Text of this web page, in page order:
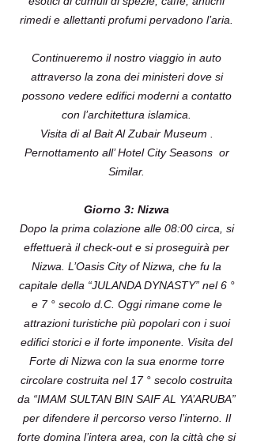
rimedi e allettanti profumi pervadono l’aria.
Continueremo il nostro viaggio in auto
attraverso la zona dei ministeri dove si
possono vedere edifici moderni a contatto
con l’architettura islamica.
Visita di al Bait Al Zubair Museum .
Pernottamento all’ Hotel City Seasons or
Similar.
Giorno 3: Nizwa
Dopo la prima colazione alle 08:00 circa, si
effettuerà il check-out e si proseguirà per
Nizwa. L’Oasis City of Nizwa, che fu la
capitale della “JULANDA DYNASTY” nel 6 °
e 7 ° secolo d.C. Oggi rimane come le
attrazioni turistiche più popolari con i suoi
edifici storici e il forte imponente. Visita del
Forte di Nizwa con la sua enorme torre
circolare costruita nel 17 ° secolo costruita
da “IMAM SULTAN BIN SAIF AL YA’ARUBA”
per difendere il percorso verso l’interno. Il
forte domina l’intera area, con la città che si